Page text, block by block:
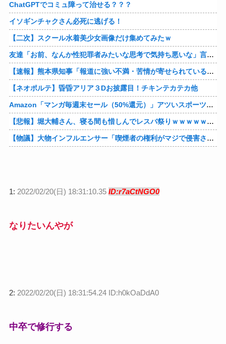
ChatGPTでコミュ障って治せる？？？
イソギンチャクさん必死に逃げる！
【二次】スクール水着美少女画像だけ集めてみたｗ
友達「お前、なんか性犯罪者みたいな思考で気持ち悪いな」言われたわ
【速報】熊本県知事「報道に強い不満・苦情が寄せられている」→TBSの報道特集がまさにそれな件他
【ネオポルテ】昏昏アリア３Dお披露目！チキンテカテカ他
Amazon「マンガ毎週末セール（50%還元）」アツいスポーツマンガ祭り最終日到来！！！他
【悲報】堀大輔さん、寝る間も惜しんでレスバ祭りｗｗｗｗｗｗｗｗｗｗｗｗｗｗｗｗｗｗｗｗｗｗｗｗ他
【物議】大物インフルエンサー「喫煙者の権利がマジで侵害されてる。いくら税金払ってるんだ」他
1: 2022/02/20(日) 18:31:10.35 ID:r7aCtNGO0
なりたいんやが
2: 2022/02/20(日) 18:31:54.24 ID:h0kOaDdA0
中卒で修行する